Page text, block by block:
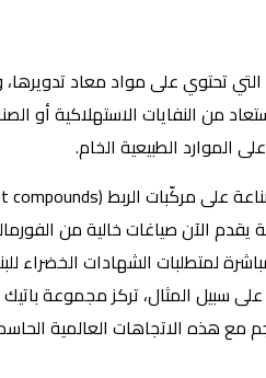
التي تحتوي على مواد معاد
من النفايات الاستهلاكية أو
الموارد الطبيعية الخام.
يقدم الآن صياغات خالية من
على سبيل المثال، تركز مجموعة
مع هذه الاتجاهات العالمية